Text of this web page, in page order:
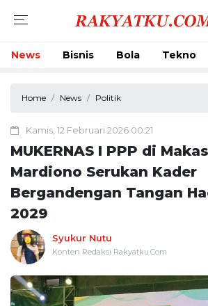
News Bisnis Bola Tekno
Home News Politik
Kamis, 12 Februari 2026 00:21
MUKERNAS I PPP di
Mardiono Serukan Kader
Bergandengan Tangan
2029
Syukur Nutu
Konten Redaksi Rakyatku.Com